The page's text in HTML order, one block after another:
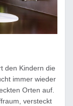
den Kindern die
immer wieder
Orten auf.
versteckt